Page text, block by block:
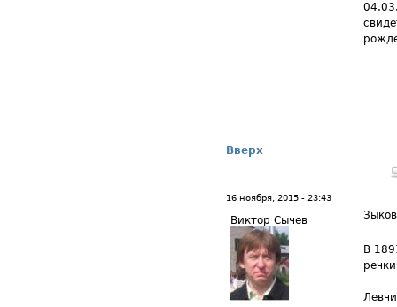
Вверх
16 ноября, 2015 - 23:43
Виктор Сычев
В